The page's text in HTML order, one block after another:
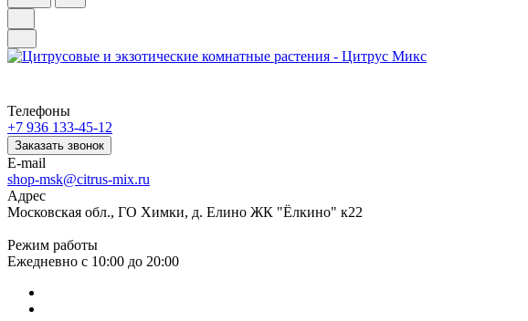
Телефоны
+7 936 133-45-12
Заказать звонок
E-mail
shop-msk@citrus-mix.ru
Адрес
Московская обл., ГО Химки, д. Елино ЖК "Ёлкино" к22
Режим работы
Ежедневно с 10:00 до 20:00